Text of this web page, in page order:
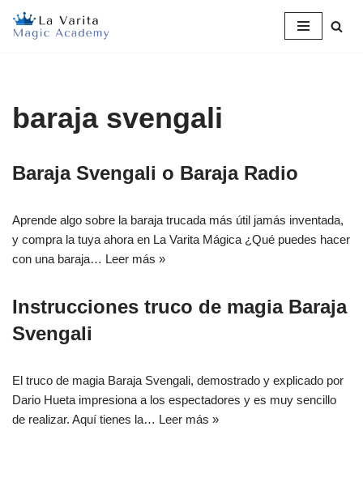
Saltar
baraja svengali
Baraja Svengali o Baraja Radio
Aprende algo sobre la baraja trucada más útil jamás inventada,
y compra la tuya ahora en La Varita Mágica ¿Qué puedes hacer
con una baraja… Leer más »
Instrucciones truco de magia Baraja
Svengali
El truco de magia Baraja Svengali, demostrado y explicado por
Dario Hueta impresiona a los espectadores y es muy sencillo
de realizar. Aquí tienes la… Leer más »